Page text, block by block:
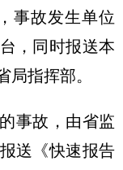
事故发生单位
，同时报送本
指挥部。
事故，由省监
送《快速报告